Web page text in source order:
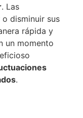
. Las
disminuir sus
rápida y
un momento
.